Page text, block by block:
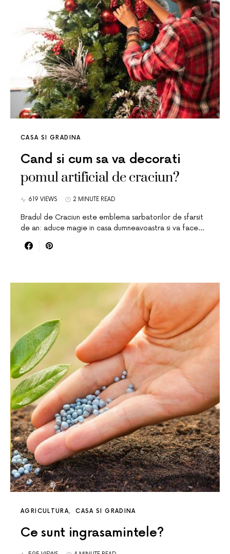
CASA SI GRADINA
Cand si cum sa va decorati
pomul artificial de craciun?
619 VIEWS 2 MINUTE READ
Bradul de Craciun este emblema sarbatorilor de sfarsit
de an: aduce magie in casa dumneavoastra si va face…
AGRICULTURA CASA SI GRADINA
Ce sunt ingrasamintele?